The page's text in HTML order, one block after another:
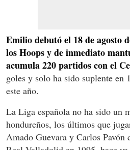
Emilio debutó el 18 de agosto
los Hoops y de inmediato
acumula 220 partidos con el
goles y solo ha sido suplente en
este año.
La Liga española no ha sido un
hondureños, los últimos que
Amado Guevara y Carlos Pavón